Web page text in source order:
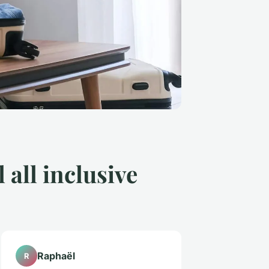
all inclusive
R Raphaël